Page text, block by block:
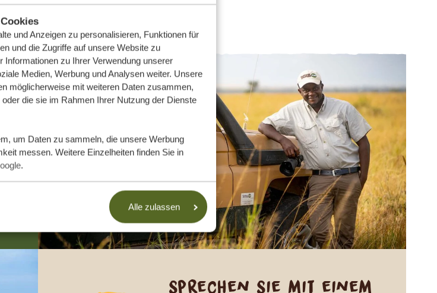
und Anzeigen zu personalisieren, Funktionen für
und die Zugriffe auf unsere Website zu
Informationen zu Ihrer Verwendung unserer
Medien, Werbung und Analysen weiter. Unsere
möglicherweise mit weiteren Daten zusammen,
die sie im Rahmen Ihrer Nutzung der Dienste
um Daten zu sammeln, die unsere Werbung
messen. Weitere Einzelheiten finden Sie in
.
Alle zulassen
Sprechen Sie mit einem